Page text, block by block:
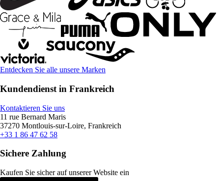
Entdecken Sie alle unsere Marken
Kundendienst in Frankreich
Kontaktieren Sie uns
11 rue Bernard Maris
37270 Montlouis-sur-Loire, Frankreich
+33 1 86 47 62 58
Sichere Zahlung
Kaufen Sie sicher auf unserer Website ein